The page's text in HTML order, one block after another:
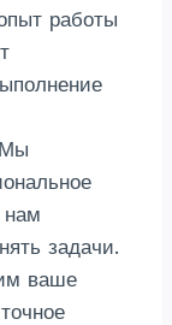
работы
Мы
нам
задачи.
ваше